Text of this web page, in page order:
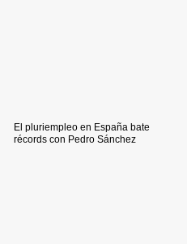
El pluriempleo en España bate
récords con Pedro Sánchez